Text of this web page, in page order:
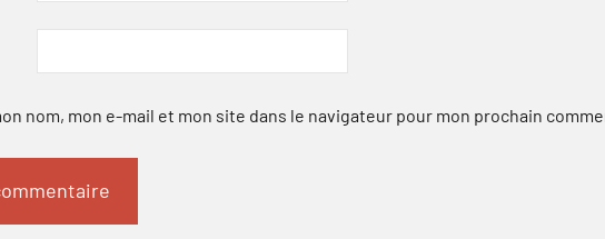
nom, mon e-mail et mon site dans le navigateur pour mon prochain